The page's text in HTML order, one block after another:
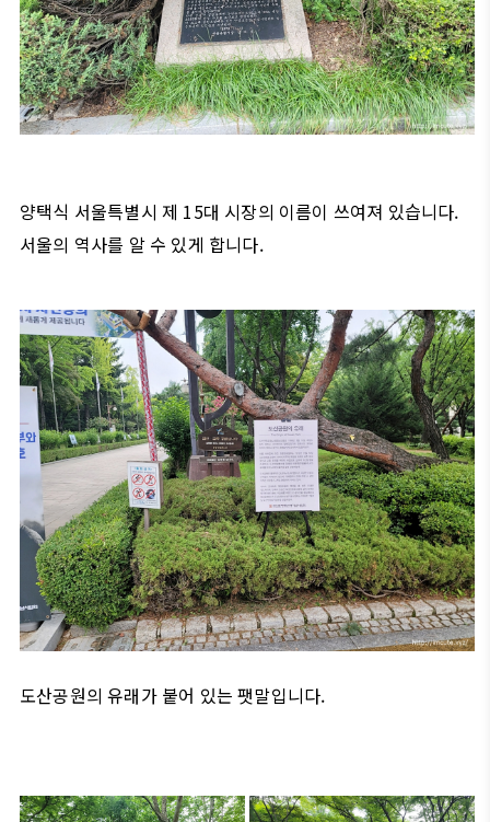
양택식 서울특별시 제 15대 시장의 이름이 쓰여져 있습니다.
서울의 역사를 알 수 있게 합니다.
도산공원의 유래가 붙어 있는 팻말입니다.